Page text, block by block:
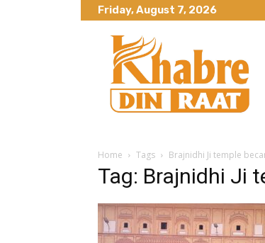
Friday, August 7, 2026
Home Tags Brajnidhi Ji temple
Tag: Brajnidhi Ji